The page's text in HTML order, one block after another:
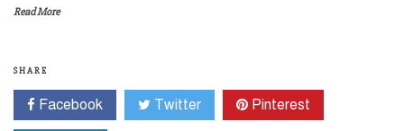
Read More
SHARE
Facebook Twitter Pinterest